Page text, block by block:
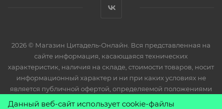
2026 © Магазин Цитадель-Онлайн. Вся представленная на
сайте информация, касающаяся технических
характеристик, наличия на складе, стоимости товаров, носит
информационный характер и ни при каких условиях не
является публичной офертой, определяемой положениями
Статьи 437(2) Гражданского кодекса РФ.
Данный веб-сайт использует cookie-файлы